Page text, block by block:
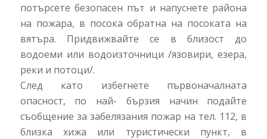
потърсете безопасен път и напуснете района
на пожара, в посока обратна на посоката на
вятъра. Придвижвайте се в близост до
водоеми или водоизточници /язовири, езера,
реки и потоци/.
След като избегнете първоначалната
опасност, по най- бързия начин подайте
съобщение за забелязания пожар на тел. 112, в
близка хижа или туристически пункт, в